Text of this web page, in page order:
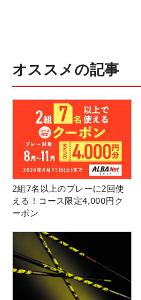
オススメの記事
2組7名以上のプレーに2回使
える！コース限定4,000円ク
ーポン